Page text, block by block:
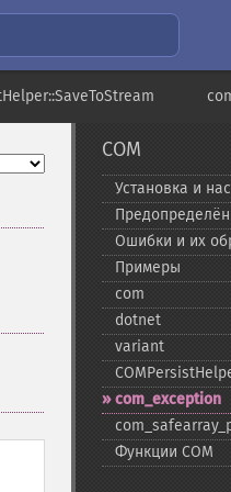
COM
Установка и
Ошибки и их
Примеры
com
dotnet
variant
com_​exception
Функции COM